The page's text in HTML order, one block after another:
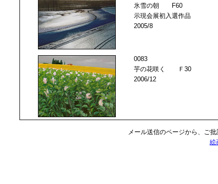
氷雪の朝 F60
示現会展初入選作品
2005/8
0083
芋の花咲く Ｆ30
2006/12
メール送信のページから、ご
絵